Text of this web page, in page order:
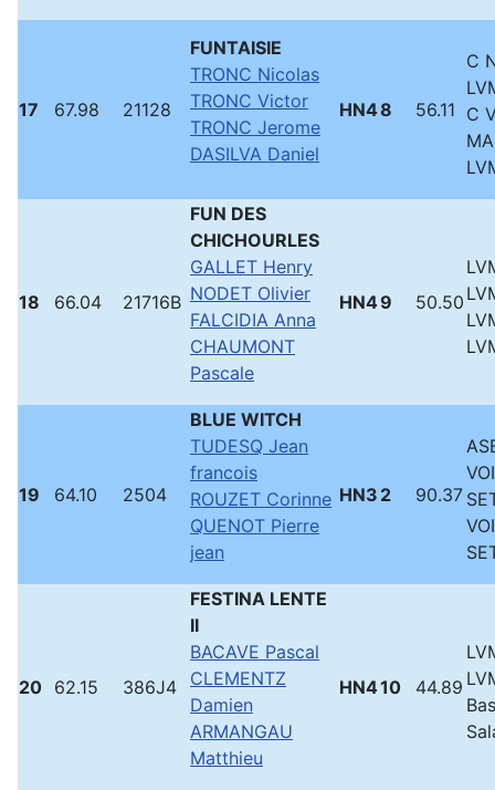
17 67.98 21128
FUNTAISIE
TRONC Nicolas
TRONC Victor
TRONC Jerome
DASILVA Daniel
HN48 56.11
C
C
18 66.04 21716B
FUN DES
CHICHOURLES
GALLET Henry
NODET Olivier
FALCIDIA Anna
CHAUMONT
Pascale
HN49 50.50
19 64.10 2504
BLUE WITCH
TUDESQ Jean
francois
ROUZET Corinne
QUENOT Pierre
jean
HN3 2 90.37
20 62.15 386J4
FESTINA LENTE
II
BACAVE Pascal
CLEMENTZ
Damien
ARMANGAU
Matthieu
HN410 44.89